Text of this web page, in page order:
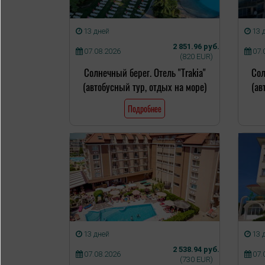
13 дней
07.08.2026
2 851.96 руб.
(820 EUR)
Солнечный берег. Отель "Trakia"
(автобусный тур, отдых на море)
Подробнее
13
13 дней
07.08.2026
2 538.94 руб.
(730 EUR)
13